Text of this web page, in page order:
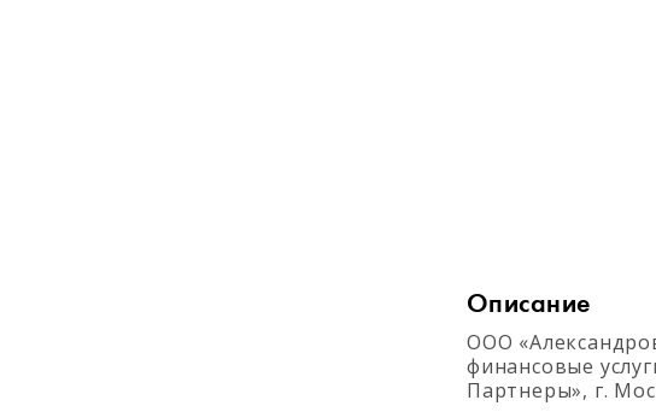
Описание
ООО
финансовые
Партнеры», г.